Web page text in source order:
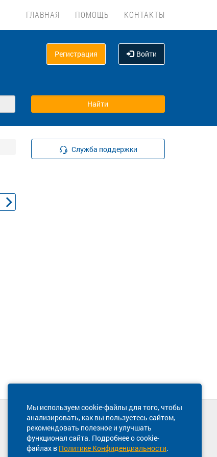
ГЛАВНАЯ ПОМОЩЬ КОНТАКТЫ
Регистрация Войти
Служба поддержки
Мы используем cookie-файлы для того, чтобы
анализировать, как вы пользуетесь сайтом,
рекомендовать полезное и улучшать
функционал сайта. Подробнее о cookie-
файлах в Политике Конфиденциальности.
Техническая поддержка сайта
8 800 600-03-38